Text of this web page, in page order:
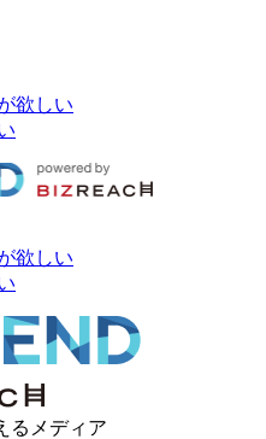
欲しい
欲しい
るメディア